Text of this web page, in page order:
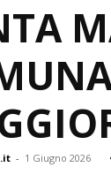
- 1 Giugno 2026